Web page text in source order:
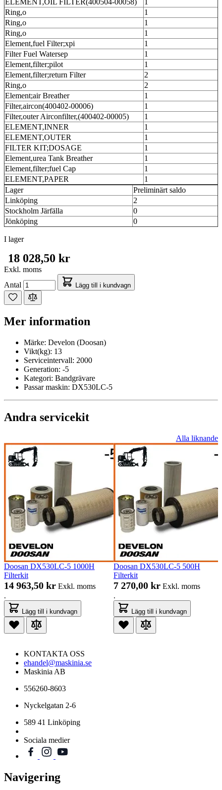
ELEMENT,OIL FILTER(400504-00058)
1
Ring,o
1
Ring,o
1
Ring,o
1
Element,fuel Filter;xpi
1
Filter Fuel Watersep
1
Element,filter;pilot
1
Element,filter;return Filter
2
Ring,o
2
Element;air Breather
1
Filter,aircon(400402-00006)
1
Filter,outer Airconfilter,(400402-00005)
1
ELEMENT,INNER
1
ELEMENT,OUTER
1
FILTER KIT;DOSAGE
1
Element,urea Tank Breather
1
Element,filter;fuel Cap
1
ELEMENT,PAPER
1
Lager
Preliminärt saldo
Linköping
2
Stockholm Järfälla
0
Jönköping
0
I lager
18 028,50 kr
Exkl. moms
Antal
Lägg till i kundvagn
Mer information
Märke: Develon (Doosan)
Vikt(kg): 13
Serviceintervall: 2000
Generation: -5
Kategori: Bandgrävare
Passar maskin: DX530LC-5
Andra servicekit
Alla liknande
Doosan DX530LC-5 1000H
Filterkit
14 963,50 kr Exkl. moms
.
Lägg till i kundvagn
Doosan DX530LC-5 500H
Filterkit
7 270,00 kr Exkl. moms
.
Lägg till i kundvagn
KONTAKTA OSS
ehandel@maskinia.se
Maskinia AB
556260-8603
Nyckelgatan 2-6
589 41 Linköping
Sociala medier
Navigering